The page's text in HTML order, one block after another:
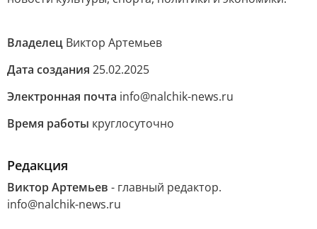
Владелец Виктор Артемьев
Дата создания 25.02.2025
Электронная почта info@nalchik-news.ru
Время работы круглосуточно
Редакция
Виктор Артемьев - главный редактор.
info@nalchik-news.ru